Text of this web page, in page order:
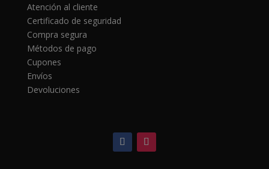
Atención al cliente
Certificado de seguridad
Compra segura
Métodos de pago
Cupones
Envíos
Devoluciones